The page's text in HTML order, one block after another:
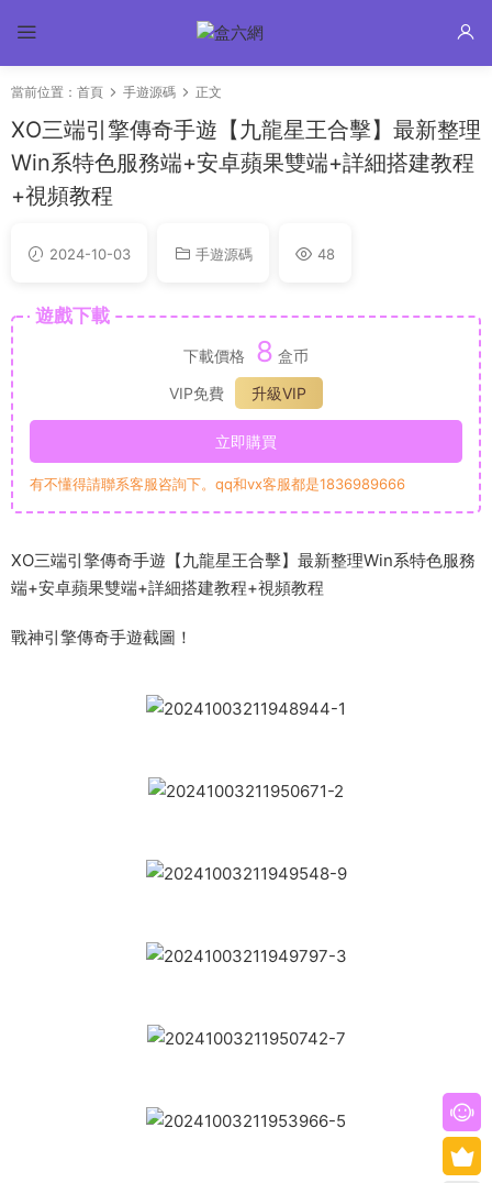
當前位置： 首頁 手遊源碼 正文
XO三端引擎傳奇手遊【九龍星王合擊】最新整理
Win系特色服務端+安卓蘋果雙端+詳細搭建教程
+視頻教程
2024-10-03 手遊源碼 48
遊戲下載
下載價格 8 盒币
VIP免費
升級VIP
立即購買
有不懂得請聯系客服咨詢下。qq和vx客服都是1836989666
XO三端引擎傳奇手遊【九龍星王合擊】最新整理Win系特色服務
端+安卓蘋果雙端+詳細搭建教程+視頻教程
戰神引擎傳奇手遊截圖！